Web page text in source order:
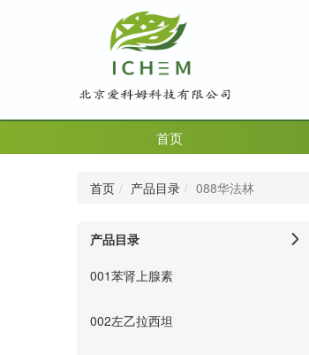
首页
首页 产品目录 088华法林
产品目录
001苯肾上腺素
002左乙拉西坦